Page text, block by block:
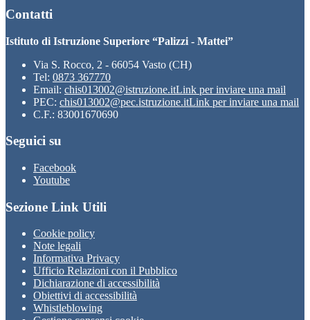
Contatti
Istituto di Istruzione Superiore “Palizzi - Mattei”
Via S. Rocco, 2 - 66054 Vasto (CH)
Tel: 0873 367770
Email: chis013002@istruzione.itLink per inviare una mail
PEC: chis013002@pec.istruzione.itLink per inviare una mail
C.F.: 83001670690
Seguici su
Facebook
Youtube
Sezione Link Utili
Cookie policy
Note legali
Informativa Privacy
Ufficio Relazioni con il Pubblico
Dichiarazione di accessibilità
Obiettivi di accessibilità
Whistleblowing